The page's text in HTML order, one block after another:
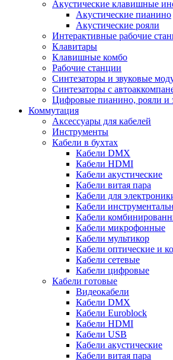
Акустические клавишные
Акустические пианино
Акустические рояли
Интерактивные рабочие
Клавитары
Клавишные комбо
Рабочие станции
Синтезаторы и звуковые
Синтезаторы с
Цифровые пианино, рояли и
Коммутация
Аксессуары для кабелей
Инструменты
Кабели в бухтах
Кабели DMX
Кабели HDMI
Кабели акустические
Кабели витая пара
Кабели для
Кабели
Кабели
Кабели микрофонные
Кабели мультикор
Кабели оптические и
Кабели сетевые
Кабели цифровые
Кабели готовые
Видеокабели
Кабели DMX
Кабели Euroblock
Кабели HDMI
Кабели USB
Кабели акустические
Кабели витая пара